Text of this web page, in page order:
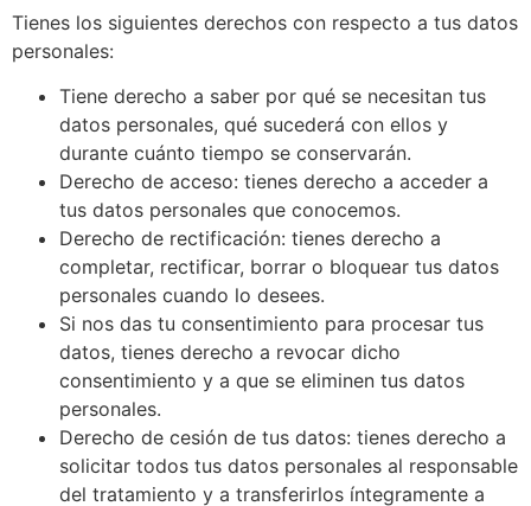
Tienes los siguientes derechos con respecto a tus datos
personales:
Tiene derecho a saber por qué se necesitan tus
datos personales, qué sucederá con ellos y
durante cuánto tiempo se conservarán.
Derecho de acceso: tienes derecho a acceder a
tus datos personales que conocemos.
Derecho de rectificación: tienes derecho a
completar, rectificar, borrar o bloquear tus datos
personales cuando lo desees.
Si nos das tu consentimiento para procesar tus
datos, tienes derecho a revocar dicho
consentimiento y a que se eliminen tus datos
personales.
Derecho de cesión de tus datos: tienes derecho a
solicitar todos tus datos personales al responsable
del tratamiento y a transferirlos íntegramente a